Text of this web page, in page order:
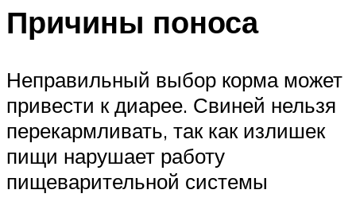
Причины поноса
Неправильный выбор корма может
привести к диарее. Свиней нельзя
перекармливать, так как излишек
пищи нарушает работу
пищеварительной системы